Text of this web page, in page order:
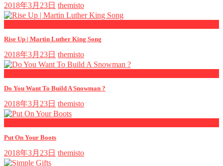
2018年3月23日 themisto
Rise Up | Martin Luther King Song
2018年3月23日 themisto
Do You Want To Build A Snowman ?
2018年3月23日 themisto
Put On Your Boots
2018年3月23日 themisto